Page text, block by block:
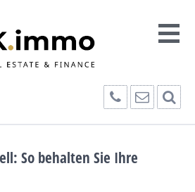
So behalten Sie Ihre